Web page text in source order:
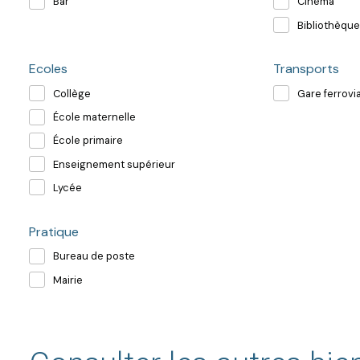
Bibliothèque
Ecoles
Collège
École maternelle
École primaire
Enseignement supérieur
Lycée
Transports
Gare
Pratique
Bureau de poste
Mairie